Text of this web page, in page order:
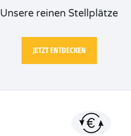
Unsere reinen Stellplätze
JETZT ENTDECKEN